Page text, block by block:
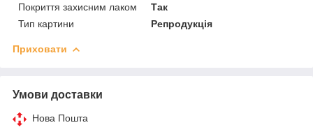
Покриття захисним лаком
Так
Тип картини
Репродукція
Приховати
Умови доставки
Нова Пошта